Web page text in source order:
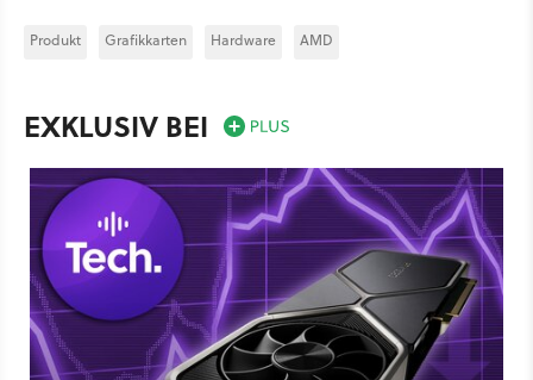
Produkt Grafikkarten Hardware AMD
EXKLUSIV BEI